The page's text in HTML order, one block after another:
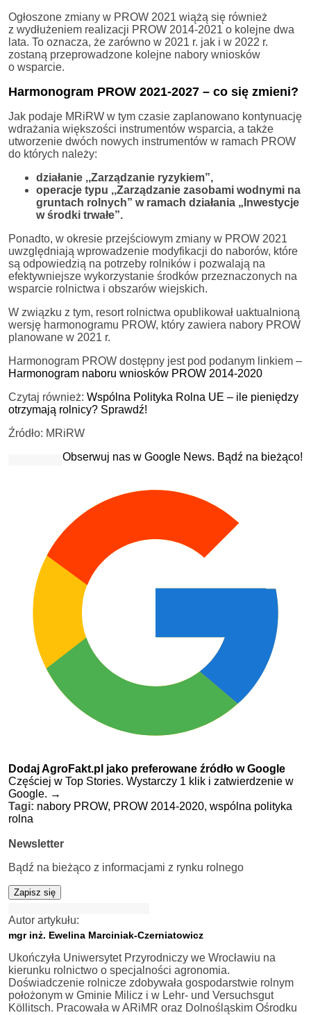
Ogłoszone zmiany w PROW 2021 wiążą się również
z wydłużeniem realizacji PROW 2014-2021 o kolejne dwa
lata. To oznacza, że zarówno w 2021 r. jak i w 2022 r.
zostaną przeprowadzone kolejne nabory wniosków
o wsparcie.
Harmonogram PROW 2021-2027 – co się zmieni?
Jak podaje MRiRW w tym czasie zaplanowano kontynuację
wdrażania większości instrumentów wsparcia, a także
utworzenie dwóch nowych instrumentów w ramach PROW
do których należy:
działanie ,,Zarządzanie ryzykiem”,
operacje typu ,,Zarządzanie zasobami wodnymi na
gruntach rolnych” w ramach działania „Inwestycje
w środki trwałe”.
Ponadto, w okresie przejściowym zmiany w PROW 2021
uwzględniają wprowadzenie modyfikacji do naborów, które
są odpowiedzią na potrzeby rolników i pozwalają na
efektywniejsze wykorzystanie środków przeznaczonych na
wsparcie rolnictwa i obszarów wiejskich.
W związku z tym, resort rolnictwa opublikował uaktualnioną
wersję harmonogramu PROW, który zawiera nabory PROW
planowane w 2021 r.
Harmonogram PROW dostępny jest pod podanym linkiem –
Harmonogram naboru wniosków PROW 2014-2020
Czytaj również: Wspólna Polityka Rolna UE – ile pieniędzy
otrzymają rolnicy? Sprawdź!
Źródło: MRiRW
Obserwuj nas w Google News. Bądź na bieżąco!
Dodaj AgroFakt.pl jako preferowane źródło w Google
Częściej w Top Stories. Wystarczy 1 klik i zatwierdzenie w
Google. →
Tagi: nabory PROW, PROW 2014-2020, wspólna polityka
rolna
Newsletter
Bądź na bieżąco z informacjami z rynku rolnego
Zapisz się
Autor artykułu:
mgr inż. Ewelina Marciniak-Czerniatowicz
Ukończyła Uniwersytet Przyrodniczy we Wrocławiu na
kierunku rolnictwo o specjalności agronomia.
Doświadczenie rolnicze zdobywała gospodarstwie rolnym
położonym w Gminie Milicz i w Lehr- und Versuchsgut
Köllitsch. Pracowała w ARiMR oraz Dolnośląskim Ośrodku